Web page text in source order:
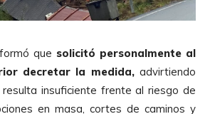
que solicitó personalmente al
decretar la medida,advirtiendo
insuficiente frente al riesgo de
en masa, cortes de caminos y